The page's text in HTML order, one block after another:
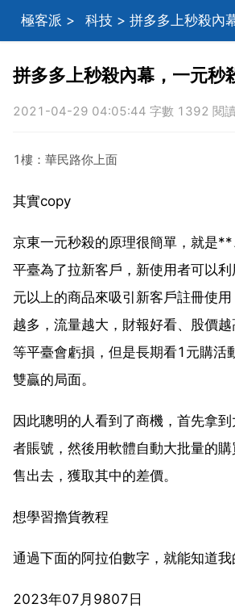
極客派 > 科技 > 拼多多上秒殺內
拼多多上秒殺內幕，一元秒
2021-04-29 04:05:44 字數 1392 閱
1樓：華民路你上面
其實copy
京東一元秒殺的原理很簡單，就是
平臺為了拉新客戶，新使用者可以
元以上的商品來吸引新客戶註冊使
越多，流量越大，財報好看、股價
等平臺會虧損，但是長期看1元購活
雙贏的局面。
因此聰明的人看到了商機，首先拿
者賬號，然後用軟體自動大批量的
售出去，獲取其中的差價。
想學習擼貨教程
通過下面的阿拉伯數字，就能知道我
2023年07月9807日